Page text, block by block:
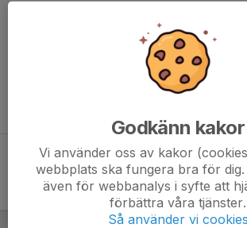
Godkänn kakor
Vi använder oss av kakor
webbplats ska fungera bra för dig.
även för webbanalys i syfte att
förbättra våra tjänster.
Så använder vi cookies